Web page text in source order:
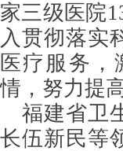
家三级医院
入贯彻落实
医疗服务
情，努力提
福建省卫
长伍新民等